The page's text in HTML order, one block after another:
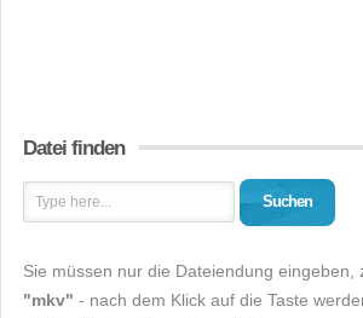
Datei finden
Suchen
Sie müssen nur die Dateiendung eingeben,
"mkv" - nach dem Klick auf die Taste